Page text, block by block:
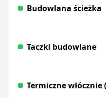
Budowlana ścieżka
Taczki budowlane
Termiczne włócznie